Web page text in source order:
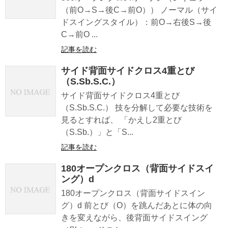
（前O→S→後C→前O）） ノーマル（サイ
ドスイングスタイル）：前O→右後S→後
C→前O ...
記事を読む
サイド背面サイドクロス4重とび
（S.Sb.S.C.）
サイド背面サイドクロス4重とび
（S.Sb.S.C.） 技を分解して必要な技術を
見るとすれば、 「かえし2重とび
（S.Sb.）」と「S...
記事を読む
180オープンクロス（背面サイドスイ
ング）d
180オープンクロス（背面サイドスイン
グ）d 前とび（O）を跳んだあとに体の向
きを変えながら、後背面サイドスイング